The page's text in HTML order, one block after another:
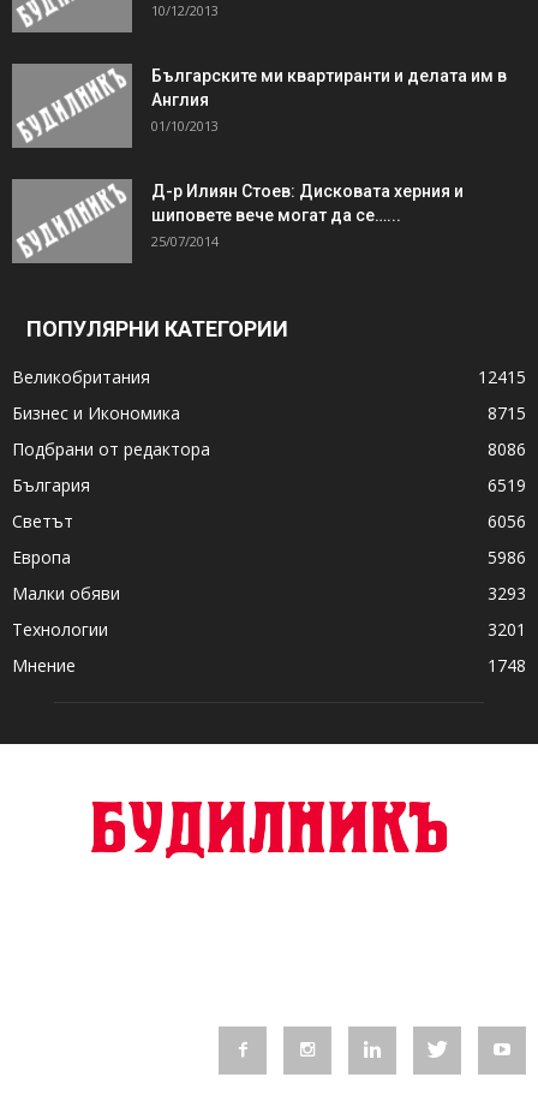
10/12/2013
Българските ми квартиранти и делата им в
Англия
01/10/2013
Д-р Илиян Стоев: Дисковата херния и
шиповете вече могат да се…...
25/07/2014
ПОПУЛЯРНИ КАТЕГОРИИ
Великобритания
12415
Бизнес и Икономика
8715
Подбрани от редактора
8086
България
6519
Светът
6056
Европа
5986
Малки обяви
3293
Технологии
3201
Мнение
1748